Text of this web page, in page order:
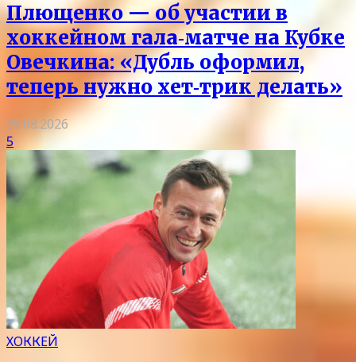
Плющенко — об участии в
хоккейном гала‑матче на Кубке
Овечкина: «Дубль оформил,
теперь нужно хет‑трик делать»
09.08.2026
5
ХОККЕЙ